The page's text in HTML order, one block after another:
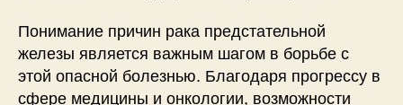
Понимание причин рака предстательной
железы является важным шагом в борьбе с
этой опасной болезнью. Благодаря прогрессу в
сфере медицины и онкологии, возможности